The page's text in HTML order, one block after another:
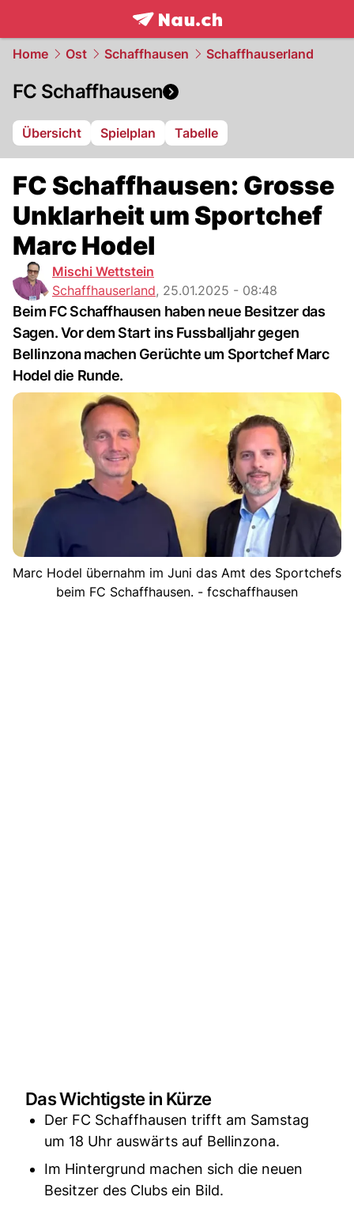
frontpage.NAU.ch
Home Ost Schaffhausen Schaffhauserland
FC Schaffhausen
Übersicht Spielplan Tabelle
FC Schaffhausen: Grosse
Unklarheit um Sportchef
Marc Hodel
Mischi Wettstein
Schaffhauserland, 25.01.2025 - 08:48
Beim FC Schaffhausen haben neue Besitzer das
Sagen. Vor dem Start ins Fussballjahr gegen
Bellinzona machen Gerüchte um Sportchef Marc
Hodel die Runde.
Marc Hodel übernahm im Juni das Amt des Sportchefs
beim FC Schaffhausen. - fcschaffhausen
Das Wichtigste in Kürze
Der FC Schaffhausen trifft am Samstag
um 18 Uhr auswärts auf Bellinzona.
Im Hintergrund machen sich die neuen
Besitzer des Clubs ein Bild.